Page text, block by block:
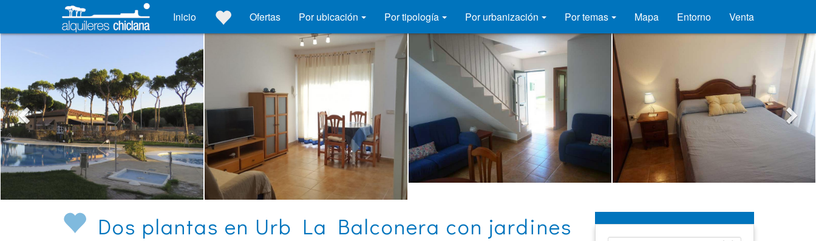
Inicio Ofertas Por ubicación Por tipología Por urbanización Por temas Mapa Entorno Venta
Dos plantas en Urb La Balconera con jardines